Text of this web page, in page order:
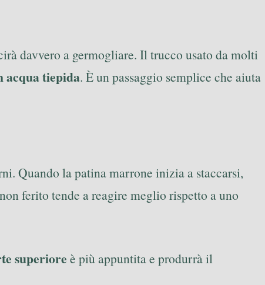
davvero a germogliare. Il trucco usato da molti
acqua tiepida. È un passaggio semplice che aiuta
Quando la patina marrone inizia a staccarsi,
ferito tende a reagire meglio rispetto a uno
superiore è più appuntita e produrrà il